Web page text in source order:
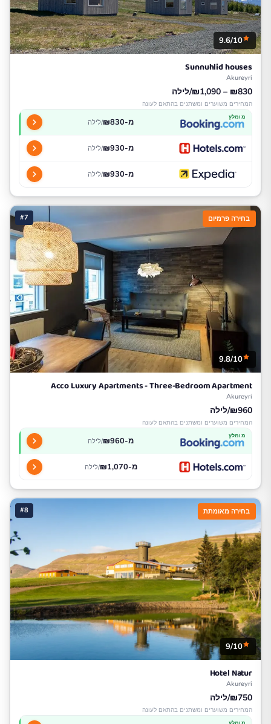
9.6/10
Sunnuhlid houses
Akureyri
₪830 – ₪1,090/לילה
המחירים משוערים ומשתנים בהתאם לעונה
מומלץ מ-₪830 /לילה
מ-₪930 /לילה
מ-₪930 /לילה
#7 בחירה פרמיום
9.8/10
Acco Luxury Apartments - Three-Bedroom Apartment
Akureyri
₪960/לילה
המחירים משוערים ומשתנים בהתאם לעונה
מומלץ מ-₪960 /לילה
מ-₪1,070 /לילה
#8 בחירה מאומתת
9/10
Hotel Natur
Akureyri
₪750/לילה
המחירים משוערים ומשתנים בהתאם לעונה